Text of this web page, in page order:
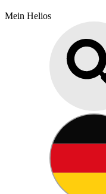
Mein Helios